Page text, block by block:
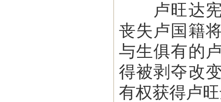
卢旺达宪
丧失卢国籍
与生俱有的
得被剥夺改
有权获得卢